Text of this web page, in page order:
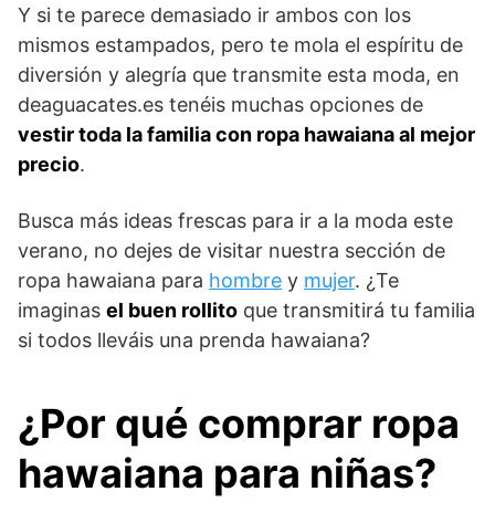
Y si te parece demasiado ir ambos con los
mismos estampados, pero te mola el espíritu de
diversión y alegría que transmite esta moda, en
deaguacates.es tenéis muchas opciones de
vestir toda la familia con ropa hawaiana al mejor
precio.
Busca más ideas frescas para ir a la moda este
verano, no dejes de visitar nuestra sección de
ropa hawaiana para hombre y mujer. ¿Te
imaginas el buen rollito que transmitirá tu familia
si todos lleváis una prenda hawaiana?
¿Por qué comprar ropa
hawaiana para niñas?